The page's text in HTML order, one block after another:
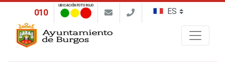
010
UBICACIÓN FOTO ROJO